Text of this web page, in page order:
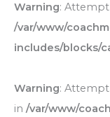
Warning:
/var/www/
includes/blocks/
Warning:
in /var/www/